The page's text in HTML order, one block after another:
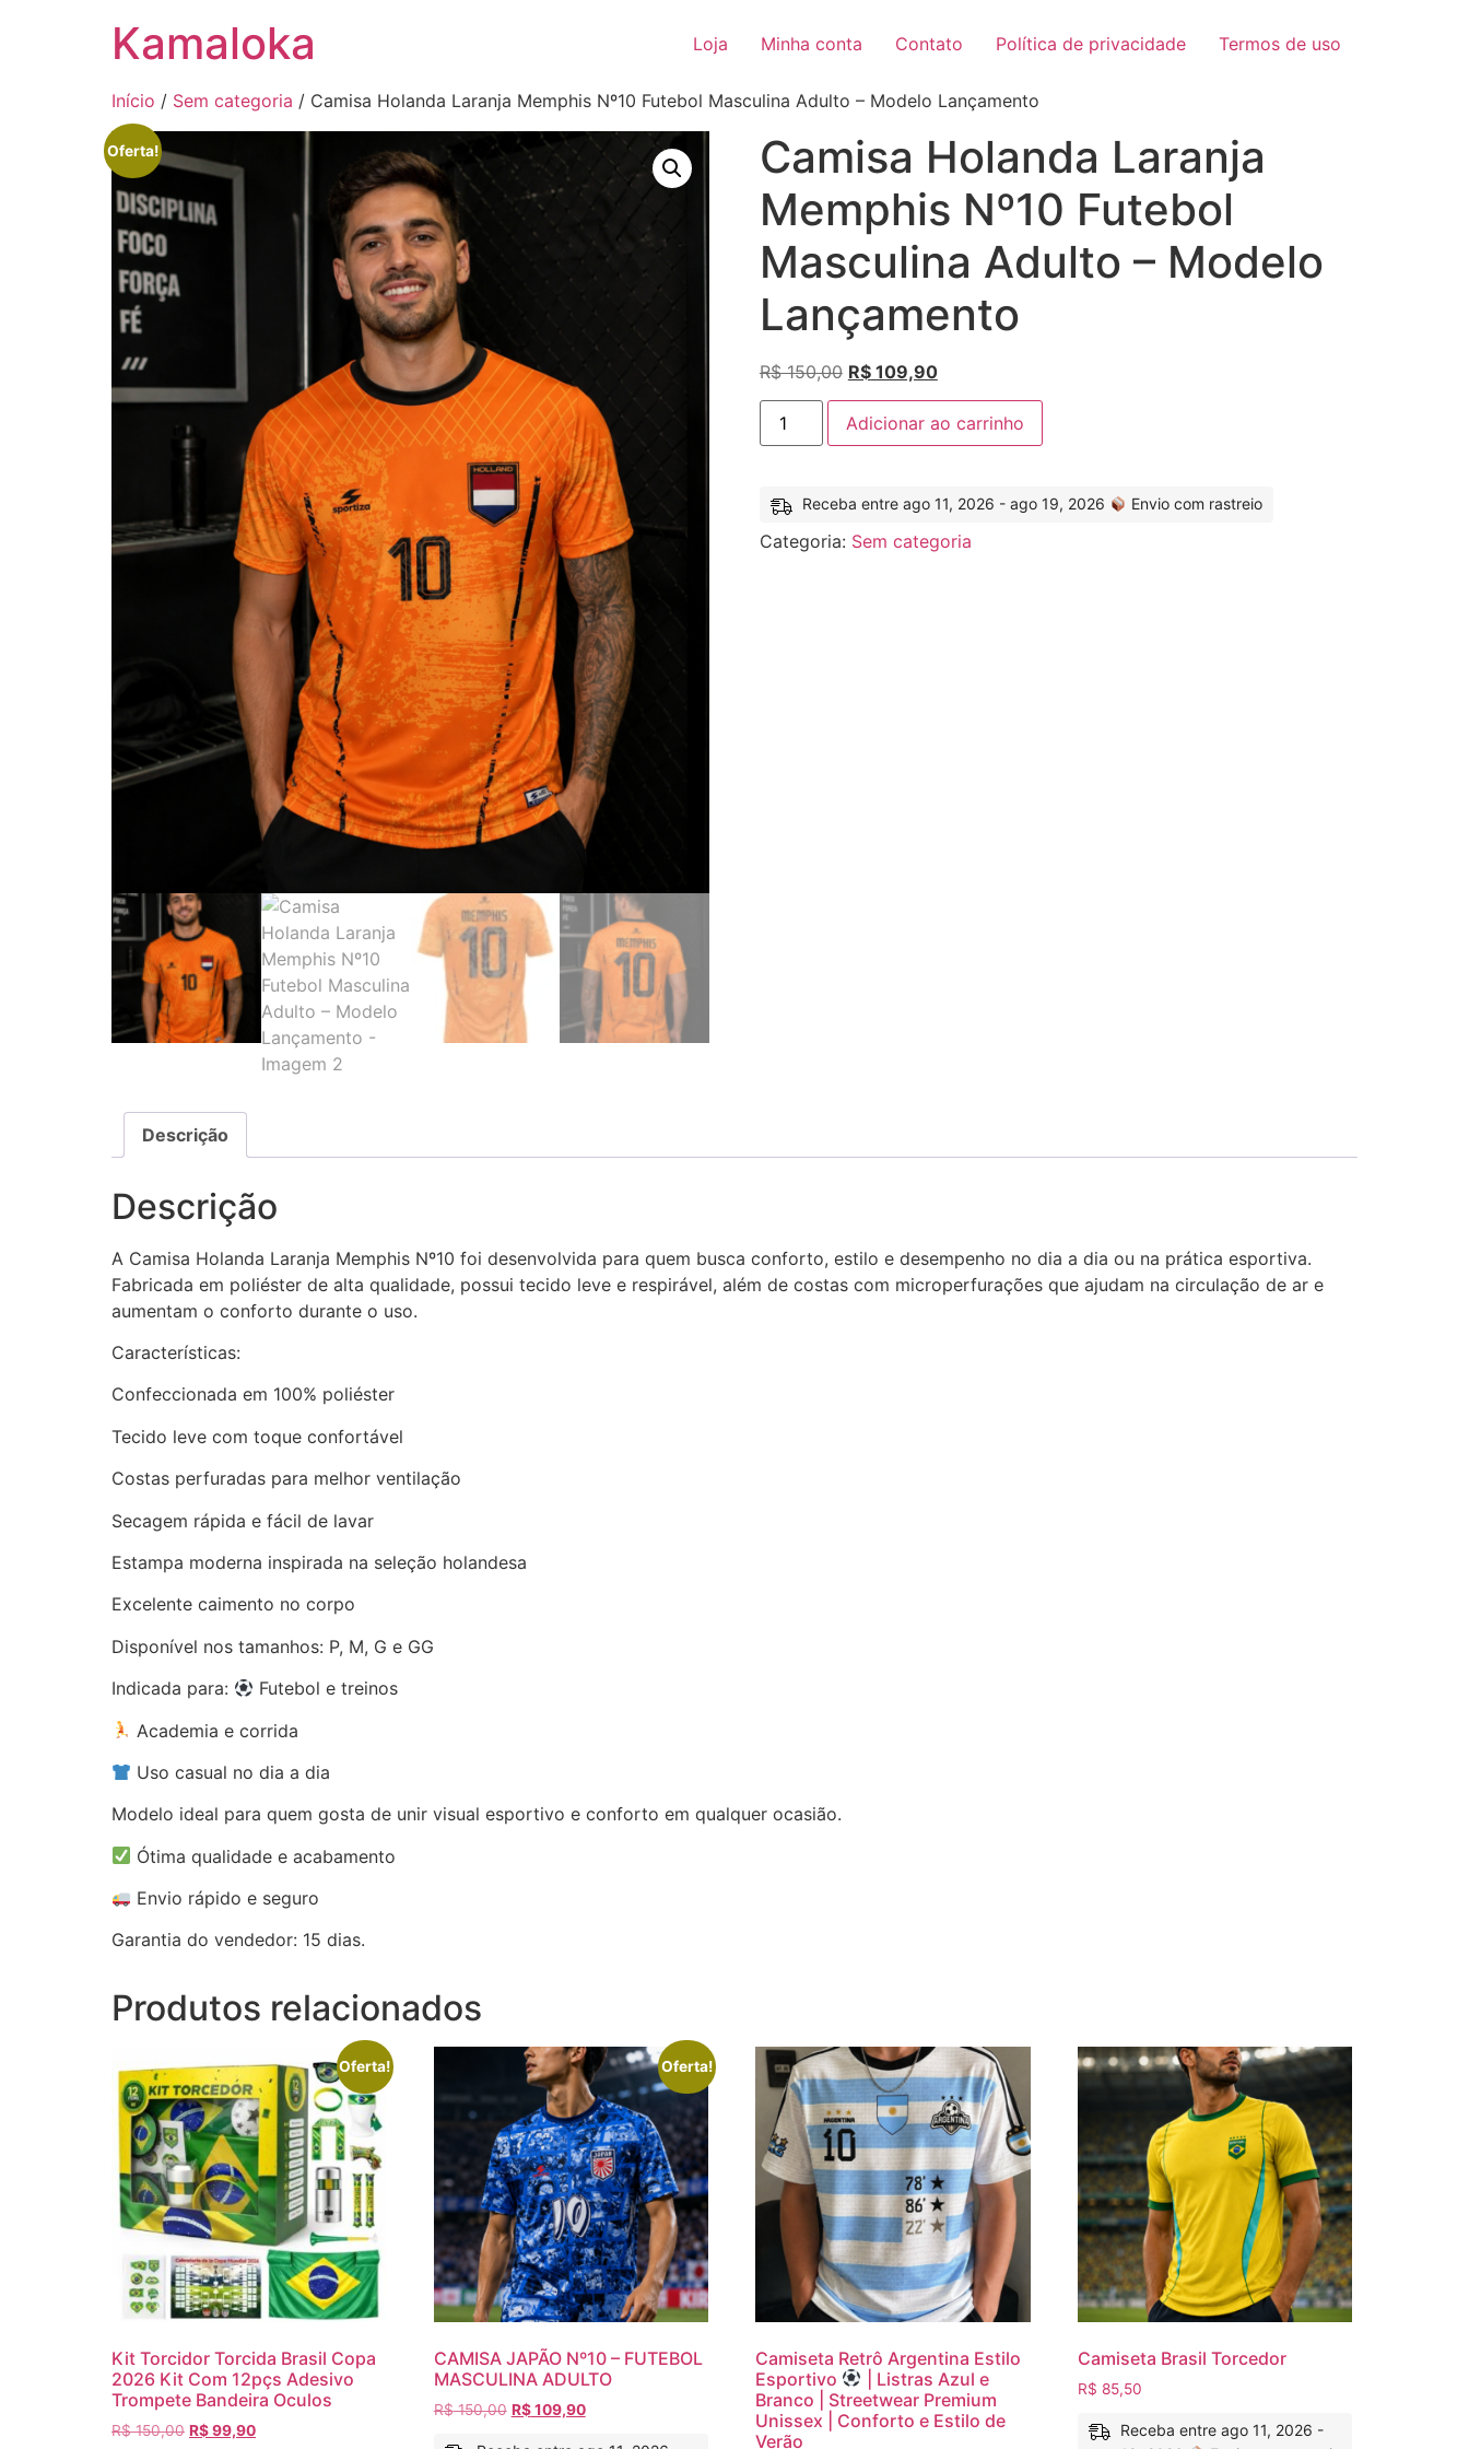
Kamaloka Loja Minha conta Contato Política de privacidade Termos de uso
Início / Sem categoria / Camisa Holanda Laranja Memphis Nº10 Futebol Masculina Adulto – Modelo Lançamento
Oferta!
Camisa Holanda Laranja
Memphis Nº10 Futebol
Masculina Adulto – Modelo
Lançamento
R$150,00 R$109,90
Adicionar ao carrinho
Receba entre ago 11, 2026 - ago 19, 2026 Envio com rastreio
Categoria: Sem categoria
Descrição
Descrição
A Camisa Holanda Laranja Memphis Nº10 foi desenvolvida para quem busca conforto, estilo e desempenho no dia a dia ou na prática esportiva.
Fabricada em poliéster de alta qualidade, possui tecido leve e respirável, além de costas com microperfurações que ajudam na circulação de ar e
aumentam o conforto durante o uso.
Características:
Confeccionada em 100% poliéster
Tecido leve com toque confortável
Costas perfuradas para melhor ventilação
Secagem rápida e fácil de lavar
Estampa moderna inspirada na seleção holandesa
Excelente caimento no corpo
Disponível nos tamanhos: P, M, G e GG
Indicada para:
Futebol e treinos
Academia e corrida
Uso casual no dia a dia
Modelo ideal para quem gosta de unir visual esportivo e conforto em qualquer ocasião.
Ótima qualidade e acabamento
Envio rápido e seguro
Garantia do vendedor: 15 dias.
Produtos relacionados
Oferta!
Kit Torcidor Torcida Brasil Copa
2026 Kit Com 12pçs Adesivo
Trompete Bandeira Oculos
R$150,00 R$99,90
Oferta!
CAMISA JAPÃO Nº10 – FUTEBOL
MASCULINA ADULTO
R$150,00 R$109,90
Camiseta Retrô Argentina Estilo
Esportivo
| Listras Azul e
Branco | Streetwear Premium
Unissex | Conforto e Estilo de
Verão
Camiseta Brasil Torcedor
R$ 85,50
Receba entre ago 11, 2026 -